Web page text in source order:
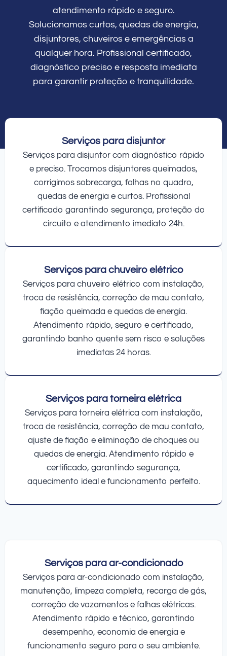
atendimento rápido e seguro.
Solucionamos curtos, quedas de energia,
disjuntores, chuveiros e emergências a
qualquer hora. Profissional certificado,
diagnóstico preciso e resposta imediata
para garantir proteção e tranquilidade.
Serviços para disjuntor
Serviços para disjuntor com diagnóstico rápido
e preciso. Trocamos disjuntores queimados,
corrigimos sobrecarga, falhas no quadro,
quedas de energia e curtos. Profissional
certificado garantindo segurança, proteção do
circuito e atendimento imediato 24h.
Serviços para chuveiro elétrico
Serviços para chuveiro elétrico com instalação,
troca de resistência, correção de mau contato,
fiação queimada e quedas de energia.
Atendimento rápido, seguro e certificado,
garantindo banho quente sem risco e soluções
imediatas 24 horas.
Serviços para torneira elétrica
Serviços para torneira elétrica com instalação,
troca de resistência, correção de mau contato,
ajuste de fiação e eliminação de choques ou
quedas de energia. Atendimento rápido e
certificado, garantindo segurança,
aquecimento ideal e funcionamento perfeito.
Serviços para ar-condicionado
Serviços para ar-condicionado com instalação,
manutenção, limpeza completa, recarga de gás,
correção de vazamentos e falhas elétricas.
Atendimento rápido e técnico, garantindo
desempenho, economia de energia e
funcionamento seguro para o seu ambiente.